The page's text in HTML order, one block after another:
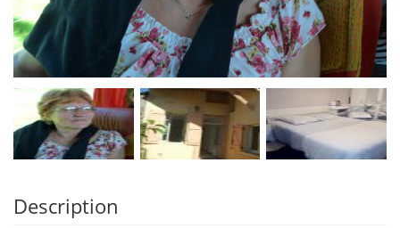
Description